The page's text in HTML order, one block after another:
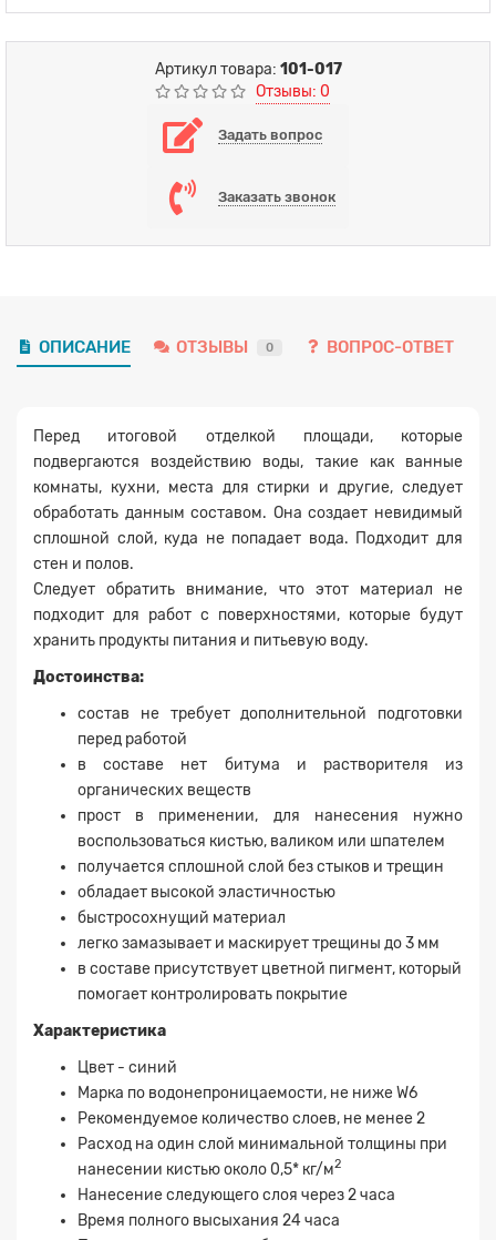
Артикул товара: 101-017
Отзывы: 0
Задать вопрос
Заказать звонок
ОПИСАНИЕ ОТЗЫВЫ 0 ВОПРОС-ОТВЕТ
Перед итоговой отделкой площади, которые
подвергаются воздействию воды, такие как ванные
комнаты, кухни, места для стирки и другие, следует
обработать данным составом. Она создает невидимый
сплошной слой, куда не попадает вода. Подходит для
стен и полов.
Следует обратить внимание, что этот материал не
подходит для работ с поверхностями, которые будут
хранить продукты питания и питьевую воду.
Достоинства:
состав не требует дополнительной подготовки
перед работой
в составе нет битума и растворителя из
органических веществ
прост в применении, для нанесения нужно
воспользоваться кистью, валиком или шпателем
получается сплошной слой без стыков и трещин
обладает высокой эластичностью
быстросохнущий материал
легко замазывает и маскирует трещины до 3 мм
в составе присутствует цветной пигмент, который
помогает контролировать покрытие
Характеристика
Цвет - синий
Марка по водонепроницаемости, не ниже W6
Рекомендуемое количество слоев, не менее 2
Расход на один слой минимальной толщины при
нанесении кистью около 0,5* кг/м2
Нанесение следующего слоя через 2 часа
Время полного высыхания 24 часа
Заявка на расчет